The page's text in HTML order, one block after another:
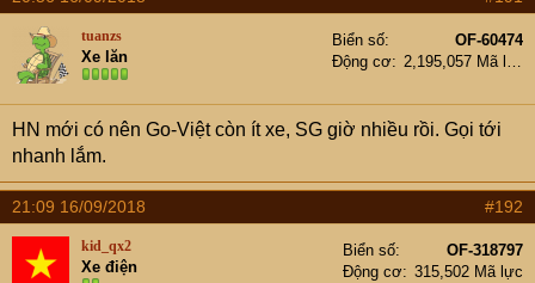
tuanzs
Xe lăn
Biển số
OF-60474
Động cơ
2,195,057 Mã lực
HN mới có nên Go-Việt còn ít xe, SG giờ nhiều rồi. Gọi tới
nhanh lắm.
21:09 16/09/2018 #192
kid_qx2
Xe điện
Biển số
OF-318797
Động cơ
315,502 Mã lực